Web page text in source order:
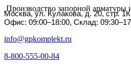
Производство запорной арматуры
Москва, ул. Кулакова, д. 20, стр. 1К
Офис: 09:00–18:00, Склад:
info@gpkomplekt.ru
8-800-555-00-84